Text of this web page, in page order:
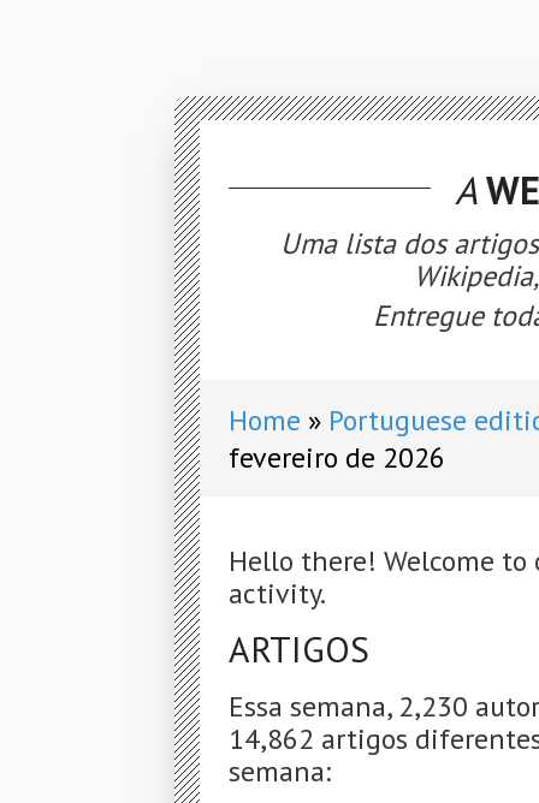
A
Uma lista dos
Entregue
Home
Portuguese
fevereiro de 2026
Hello there! Welcome
activity.
ARTIGOS
Essa semana, 2,230
14,862 artigos
semana: